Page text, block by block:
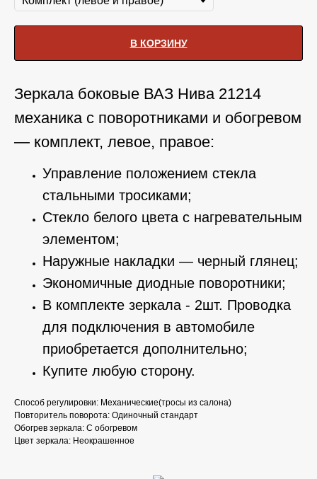
В КОРЗИНУ
Зеркала боковые ВАЗ Нива 21214
механика с поворотниками и обогревом
— комплект, левое, правое:
Управление положением стекла
стальными тросиками;
Стекло белого цвета с нагревательным
элементом;
Наружные накладки — черный глянец;
Экономичные диодные поворотники;
В комплекте зеркала - 2шт. Проводка
для подключения в автомобиле
приобретается дополнительно;
Купите любую сторону.
Способ регулировки: Механические(тросы из салона)
Повторитель поворота: Одиночный стандарт
Обогрев зеркала: С обогревом
Цвет зеркала: Неокрашенное